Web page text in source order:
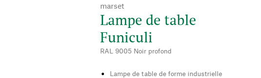
marset
Lampe de table
Funiculi
RAL 9005 Noir profond
Lampe de table de forme industrielle